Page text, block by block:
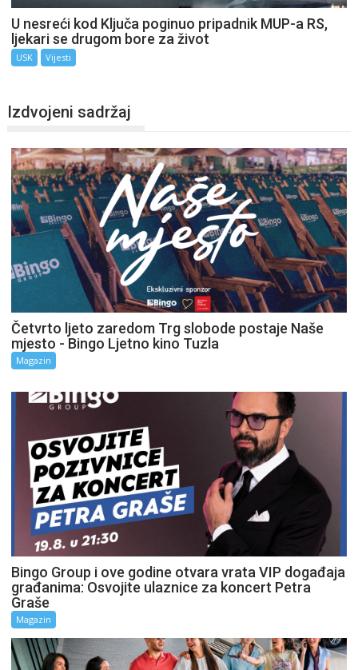
U nesreći kod Ključa poginuo pripadnik MUP-a RS,
ljekari se drugom bore za život
USK Vijesti
Izdvojeni sadržaj
Četvrto ljeto zaredom Trg slobode postaje Naše
mjesto - Bingo Ljetno kino Tuzla
Magazin
Bingo Group i ove godine otvara vrata VIP događaja
građanima: Osvojite ulaznice za koncert Petra
Graše
Magazin